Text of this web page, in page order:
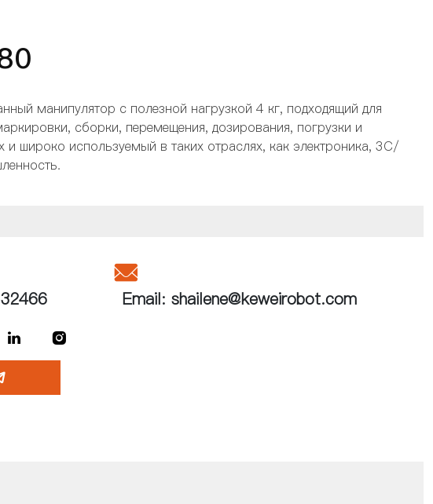
манипулятор с полезной нагрузкой 4 кг, подходящий для
сборки, перемещения, дозирования, погрузки и
и ​​широко используемый в таких отраслях, как электроника, 3C/

Email: shailene@keweirobot.com
 